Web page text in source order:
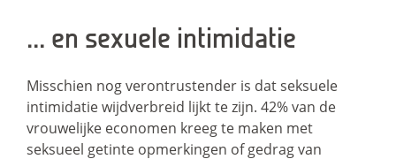
… en sexuele intimidatie
Misschien nog verontrustender is dat seksuele
intimidatie wijdverbreid lijkt te zijn. 42% van de
vrouwelijke economen kreeg te maken met
seksueel getinte opmerkingen of gedrag van